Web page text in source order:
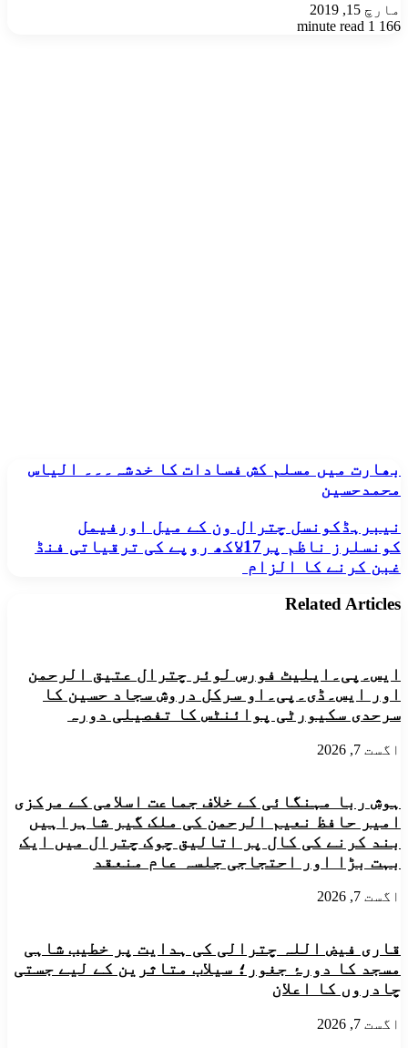
مارچ 15, 2019
166
1 minute read
بھارت
میں
مسلم
فسادات
کا
خدشہ۔۔۔
الیاس
محمدحسین
بھارت میں مسلم کش فسادات کا خدشہ۔۔۔ الیاس
محمدحسین
نیبرہڈکونسل
چترال
ون
کے
اورفیمل
روپے
کی
ترقیاتی
فنڈ
کرنے
نیبرہڈکونسل چترال ون کے میل اورفیمل
کونسلرز ناظم پر17لاکھ روپے کی ترقیاتی فنڈ
غبن کرنے کا الزام
Related Articles
ایس۔پی۔ایلیٹ فورس لوئر چترال عتیق الرحمن
اور ایس۔ڈی۔پی۔او سرکل دروش سجاد حسین کا
سرحدی سکیورٹی پوائنٹس کا تفصیلی دورہ
اگست 7, 2026
ہوش ربا مہنگائی کے خلاف جماعت اسلامی کے مرکزی
امیر حافظ نعیم الرحمن کی ملک گیر شاہراہیں
بند کرنے کی کال پر اتالیق چوک چترال میں ایک
بہت بڑا اور احتجاجی جلسہ عام منعقد
اگست 7, 2026
قاری فیض اللہ چترالی کی ہدایت پر خطیب شاہی
مسجد کا دورۂ جغور؛ سیلاب متاثرین کے لیے جستی
چادروں کا اعلان
اگست 7, 2026